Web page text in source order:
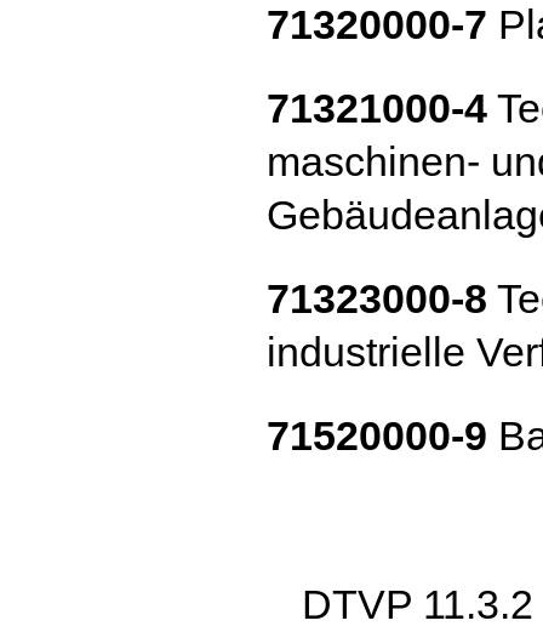
71320000-7
71321000-4
maschinen-
71323000-8
industrielle
71520000-9
DTVP 11.3.2